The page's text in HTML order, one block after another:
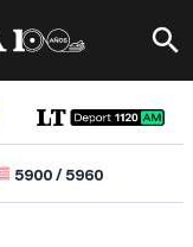
5900/5960